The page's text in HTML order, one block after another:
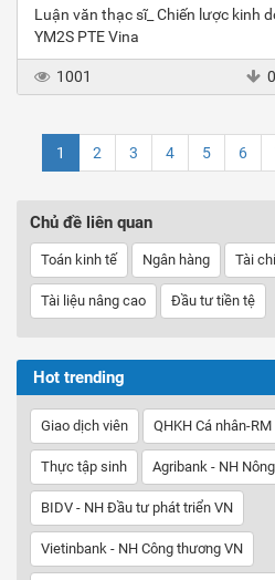
Luận văn thạc sĩ_ Chiến lược kinh
YM2S PTE Vina
1001 0
1 2 3 4 5 6
Chủ đề liên quan
Toán kinh tế Ngân hàng Tài
Tài liệu nâng cao Đầu tư tiền tệ
Hot trending
Giao dịch viên QHKH Cá nhân-RM
Thực tập sinh Agribank - NH
BIDV - NH Đầu tư phát triển VN
Vietinbank - NH Công thương VN